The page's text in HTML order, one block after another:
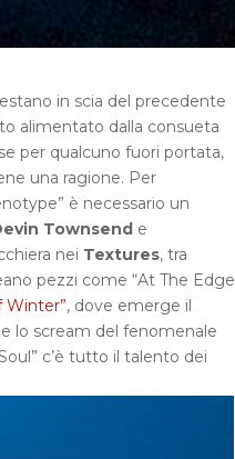
in scia del precedente
alimentato dalla consueta
per qualcuno fuori portata,
una ragione. Per
è necessario un
Townsende
nei Textures, tra
pezzi come “At The Edge
Winter”, dove emerge il
lo scream del fenomenale
c’è tutto il talento dei